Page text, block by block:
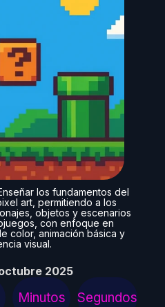
los fundamentos del
art, permitiendo a los
objetos y escenarios
con enfoque en
color, animación básica y
visual.
2025
Minutos Segundos